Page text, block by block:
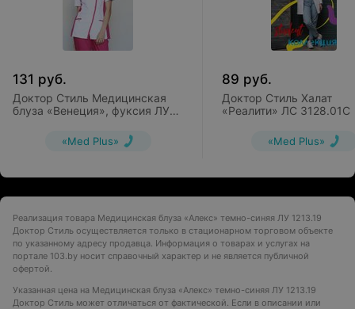
131 руб.
Доктор Стиль Медицинская
блуза «Венеция», фуксия ЛУ
«Med Plus»
89 руб.
Доктор Стиль Халат
«Реалити» ЛС 3128.01С
«Med Plus»
Реализация товара Медицинская блуза «Алекс» темно-синяя ЛУ 1213.19
Доктор Стиль осуществляется только в стационарном торговом объекте
по указанному адресу продавца. Информация о товарах и услугах на
портале 103.by носит справочный характер и не является публичной
офертой.
Указанная цена на Медицинская блуза «Алекс» темно-синяя ЛУ 1213.19
Доктор Стиль может отличаться от фактической. Если в описании или